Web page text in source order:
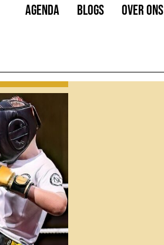
AGENDA BLOGS OVER ONS